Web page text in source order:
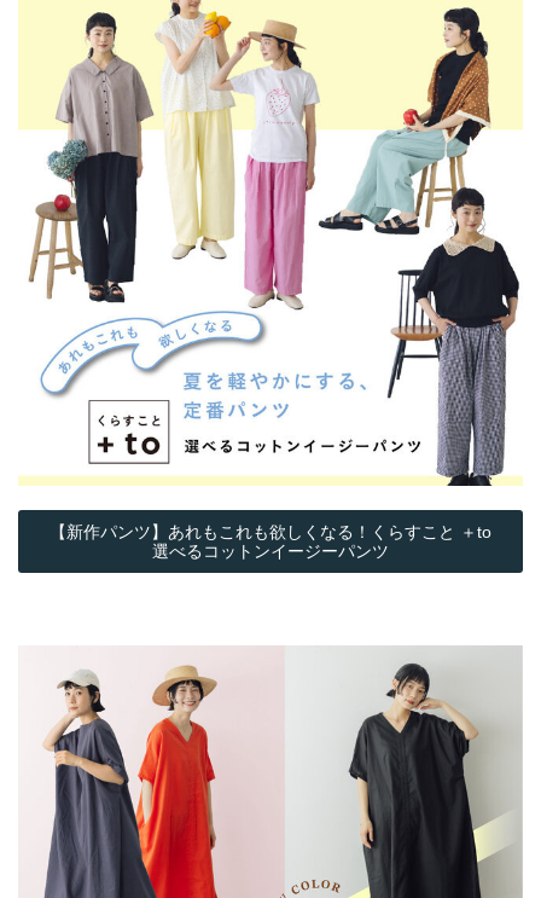
【新作パンツ】あれもこれも欲しくなる！くらすこと ＋to
選べるコットンイージーパンツ